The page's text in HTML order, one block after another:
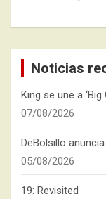
Noticias
King se une a ‘Big
07/08/2026
DeBolsillo
05/08/2026
19: Revisited